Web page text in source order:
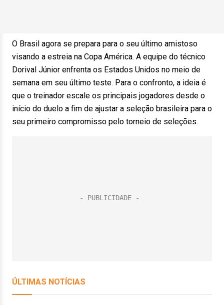
O Brasil agora se prepara para o seu último amistoso
visando a estreia na Copa América. A equipe do técnico
Dorival Júnior enfrenta os Estados Unidos no meio de
semana em seu último teste. Para o confronto, a ideia é
que o treinador escale os principais jogadores desde o
início do duelo a fim de ajustar a seleção brasileira para o
seu primeiro compromisso pelo torneio de seleções.